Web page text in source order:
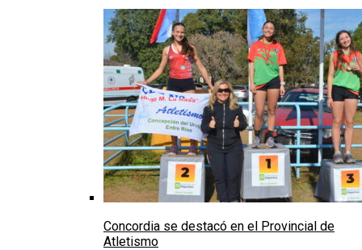
Concordia se destacó en el Provincial de
Atletismo